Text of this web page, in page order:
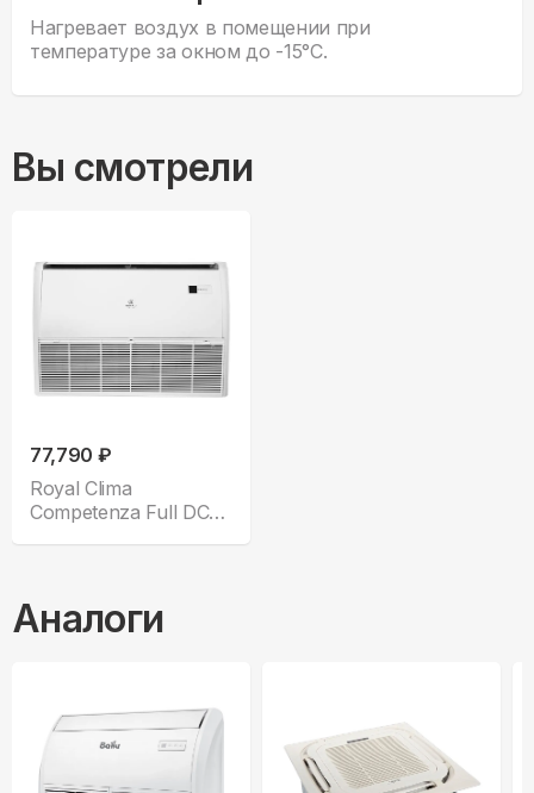
Нагревает воздух в помещении при
температуре за окном до -15°С.
Вы смотрели
77,790 ₽
Royal Clima
Competenza Full DC
Аналоги